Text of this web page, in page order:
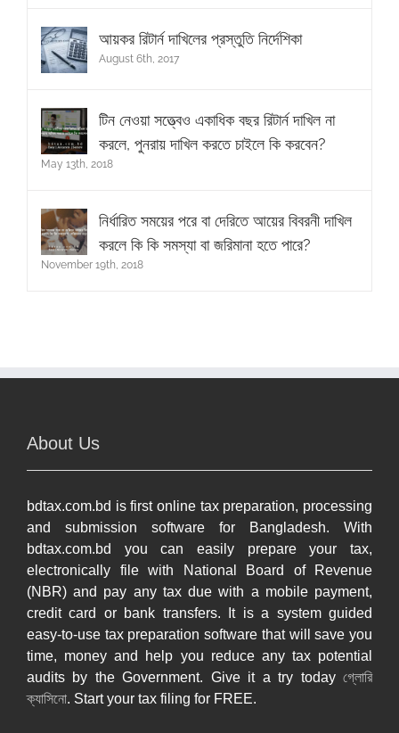
আয়কর রিটার্ন দাখিলের প্রস্তুতি নির্দেশিকা
August 6th, 2017
টিন নেওয়া সত্ত্বেও একাধিক বছর রিটার্ন দাখিল না
করলে, পুনরায় দাখিল করতে চাইলে কি করবেন?
May 13th, 2018
নির্ধারিত সময়ের পরে বা দেরিতে আয়ের বিবরনী দাখিল
করলে কি কি সমস্যা বা জরিমানা হতে পারে?
November 19th, 2018
About Us
bdtax.com.bd is first online tax preparation, processing
and submission software for Bangladesh. With
bdtax.com.bd you can easily prepare your tax,
electronically file with National Board of Revenue
(NBR) and pay any tax due with a mobile payment,
credit card or bank transfers. It is a system guided
easy-to-use tax preparation software that will save you
time, money and help you reduce any tax potential
audits by the Government. Give it a try today গ্লোরি
ক্যাসিনো. Start your tax filing for FREE.